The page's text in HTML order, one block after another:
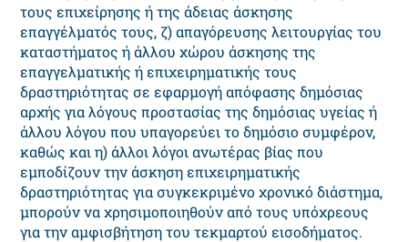
τους επιχείρησης ή της άδειας άσκησης
επαγγέλματός τους, ζ) απαγόρευσης λειτουργίας του
καταστήματος ή άλλου χώρου άσκησης της
επαγγελματικής ή επιχειρηματικής τους
δραστηριότητας σε εφαρμογή απόφασης δημόσιας
αρχής για λόγους προστασίας της δημόσιας υγείας ή
άλλου λόγου που υπαγορεύει το δημόσιο συμφέρον,
καθώς και η) άλλοι λόγοι ανωτέρας βίας που
εμποδίζουν την άσκηση επιχειρηματικής
δραστηριότητας για συγκεκριμένο χρονικό διάστημα,
μπορούν να χρησιμοποιηθούν από τους υπόχρεους
για την αμφισβήτηση του τεκμαρτού εισοδήματος.